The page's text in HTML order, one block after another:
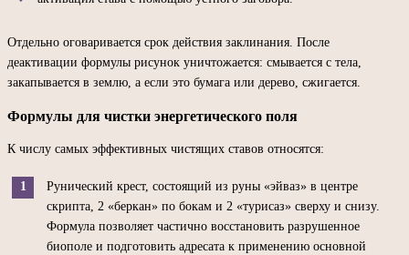
Отдельно оговаривается срок действия заклинания. После
деактивации формулы рисунок уничтожается: смывается с тела,
закапывается в землю, а если это бумага или дерево, сжигается.
Формулы для чистки энергетического поля
К числу самых эффективных чистящих ставов относятся:
Рунический крест, состоящий из руны «эйваз» в центре
скрипта, 2 «беркан» по бокам и 2 «турисаз» сверху и снизу.
Формула позволяет частично восстановить разрушенное
биополе и подготовить адресата к применению основной